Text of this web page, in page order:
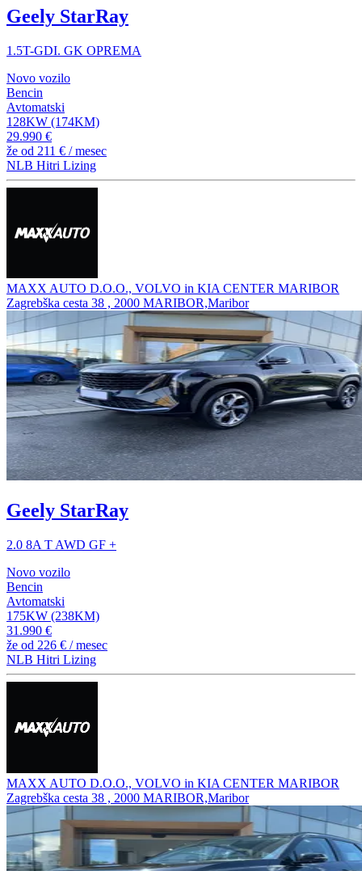
Geely StarRay
1.5T-GDI. GK OPREMA
Novo vozilo
Bencin
Avtomatski
128KW (174KM)
29.990 €
že od 211 € / mesec
NLB Hitri Lizing
MAXX AUTO D.O.O., VOLVO in KIA CENTER MARIBOR
Zagrebška cesta 38 , 2000 MARIBOR,Maribor
Geely StarRay
2.0 8A T AWD GF +
Novo vozilo
Bencin
Avtomatski
175KW (238KM)
31.990 €
že od 226 € / mesec
NLB Hitri Lizing
MAXX AUTO D.O.O., VOLVO in KIA CENTER MARIBOR
Zagrebška cesta 38 , 2000 MARIBOR,Maribor